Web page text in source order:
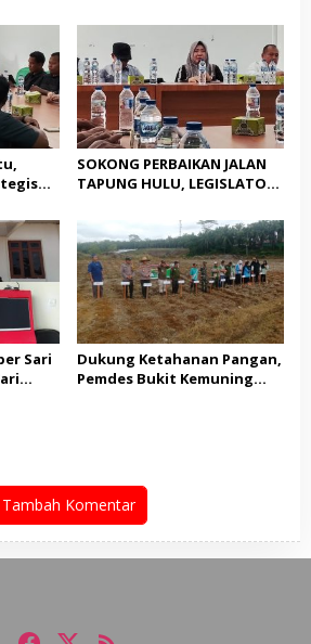
SOKONG PERBAIKAN JALAN
TAPUNG HULU, LEGISLATOR
GEBRAK MEJA MUSYARAHAH:
“JANGAN BANYAK TEORI,
KITA BUTUH AKSI NYATA!”
Sari
Dukung Ketahanan Pangan,
Pemdes Bukit Kemuning
Tambah Komentar